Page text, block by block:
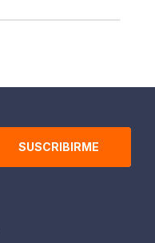
SUSCRIBIRME